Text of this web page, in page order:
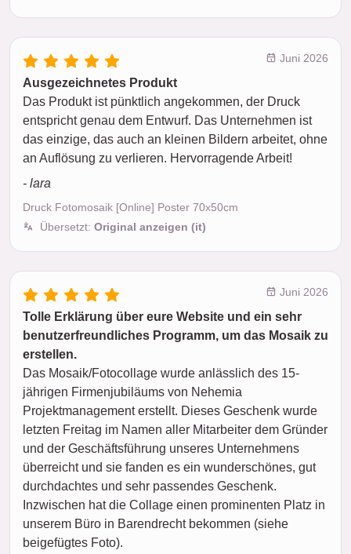
Juni 2026
Ausgezeichnetes Produkt
Das Produkt ist pünktlich angekommen, der Druck
entspricht genau dem Entwurf. Das Unternehmen ist
das einzige, das auch an kleinen Bildern arbeitet, ohne
an Auflösung zu verlieren. Hervorragende Arbeit!
- lara
Druck Fotomosaik [Online] Poster 70x50cm
Übersetzt: Original anzeigen (it)
Juni 2026
Tolle Erklärung über eure Website und ein sehr
benutzerfreundliches Programm, um das Mosaik zu
erstellen.
Das Mosaik/Fotocollage wurde anlässlich des 15-
jährigen Firmenjubiläums von Nehemia
Projektmanagement erstellt. Dieses Geschenk wurde
letzten Freitag im Namen aller Mitarbeiter dem Gründer
und der Geschäftsführung unseres Unternehmens
überreicht und sie fanden es ein wunderschönes, gut
durchdachtes und sehr passendes Geschenk.
Inzwischen hat die Collage einen prominenten Platz in
unserem Büro in Barendrecht bekommen (siehe
beigefügtes Foto).